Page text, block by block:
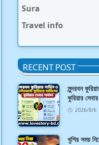
Sura
Travel info
RECENT POST
সুন্দরবন
কুরিয়ার
2026/8/6
খুশির সময়